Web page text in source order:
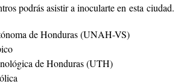
podrás asistir a inocularte en esta ciudad.
de Honduras (UNAH-VS)
de Honduras (UTH)